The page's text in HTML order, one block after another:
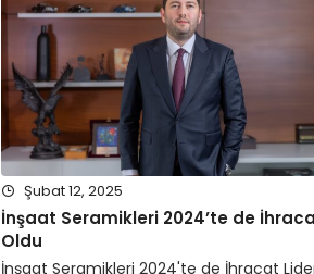
Şubat 12, 2025
İnşaat Seramikleri 2024’te de
Oldu
İnşaat Seramikleri 2024'te de İhracat